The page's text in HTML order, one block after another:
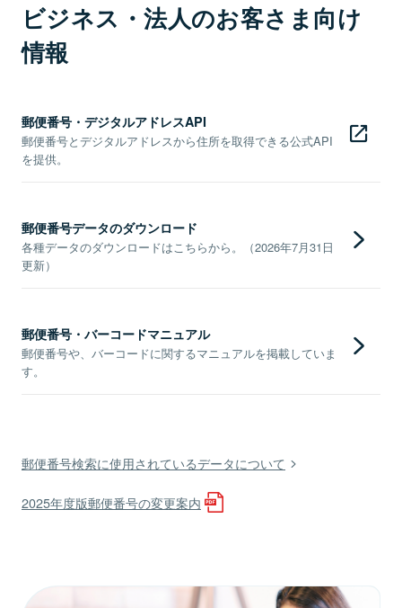
ビジネス・法人のお客さま向け
情報
郵便番号・デジタルアドレスAPI
郵便番号とデジタルアドレスから住所を取得できる公式API
を提供。
郵便番号データのダウンロード
各種データのダウンロードはこちらから。（2026年7月31日
更新）
郵便番号・バーコードマニュアル
郵便番号や、バーコードに関するマニュアルを掲載していま
す。
郵便番号検索に使用されているデータについて
2025年度版郵便番号の変更案内